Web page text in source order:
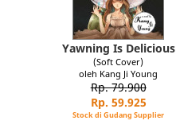
Yawning Is Delicious
(Soft Cover)
oleh Kang Ji Young
Rp. 79.900
Rp. 59.925
Stock di Gudang Supplier